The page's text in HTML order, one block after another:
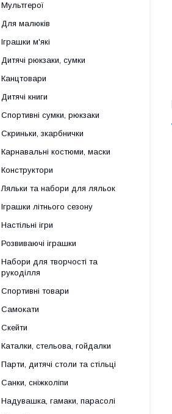
Мультгерої
Для малюків
Іграшки м'які
Дитячі рюкзаки, сумки
Канцтовари
Дитячі книги
Спортивні сумки, рюкзаки
Скриньки, зкарбнички
Карнавальні костюми, маски
Конструктори
Ляльки та набори для ляльок
Іграшки літнього сезону
Настільні ігри
Розвиваючі іграшки
Набори для творчості та
рукоділля
Спортивні товари
Самокати
Скейти
Каталки, стельова, гойдалки
Парти, дитячі столи та стільці
Санки, сніжколіпи
Надувашка, гамаки, парасолі